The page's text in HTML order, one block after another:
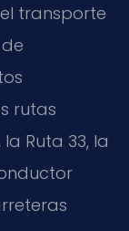
transporte
rutas
Ruta 33, la